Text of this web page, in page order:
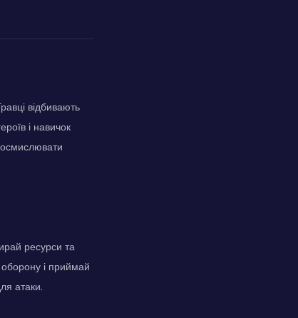
відбивають
і навичок
ресурси та
оборону і приймай
атаки.